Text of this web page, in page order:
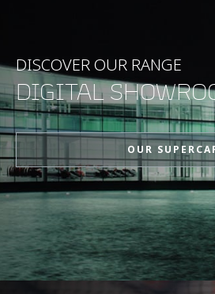
0-100kph (62mph) 2.8s
0-200kph (124mph) 6.8s
Potenza massima
Coppia massima
DISCOVER OUR RANGE
DIGITAL
OUR